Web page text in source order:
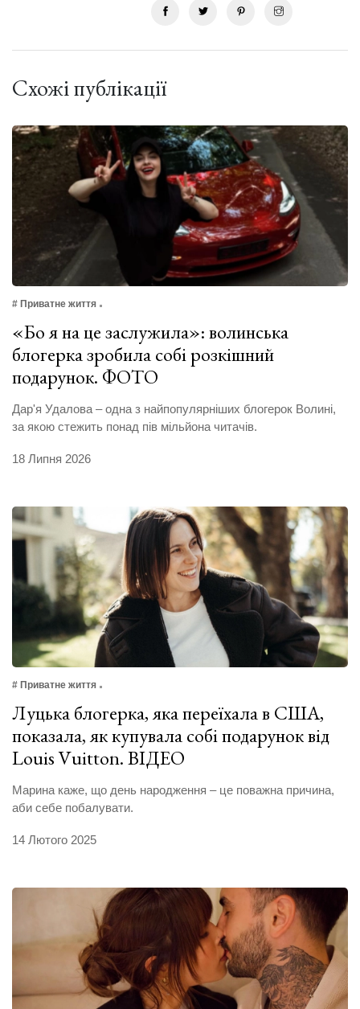
Схожі публікації
# Приватне життя
«Бо я на це заслужила»: волинська
блогерка зробила собі розкішний
подарунок. ФОТО
Дар'я Удалова – одна з найпопулярніших блогерок Волині,
за якою стежить понад пів мільйона читачів.
18 Липня 2026
# Приватне життя
Луцька блогерка, яка переїхала в США,
показала, як купувала собі подарунок від
Louis Vuitton. ВІДЕО
Марина каже, що день народження – це поважна причина,
аби себе побалувати.
14 Лютого 2025